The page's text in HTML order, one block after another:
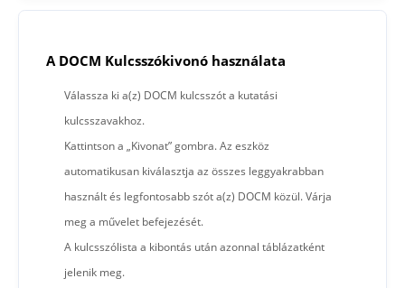
A DOCM Kulcsszókivonó használata
Válassza ki a(z) DOCM kulcsszót a kutatási
kulcsszavakhoz.
Kattintson a „Kivonat” gombra. Az eszköz
automatikusan kiválasztja az összes leggyakrabban
használt és legfontosabb szót a(z) DOCM közül. Várja
meg a művelet befejezését.
A kulcsszólista a kibontás után azonnal táblázatként
jelenik meg.